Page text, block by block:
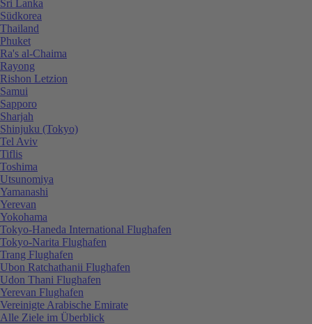
Sri Lanka
Südkorea
Thailand
Phuket
Ra's al-Chaima
Rayong
Rishon Letzion
Samui
Sapporo
Sharjah
Shinjuku (Tokyo)
Tel Aviv
Tiflis
Toshima
Utsunomiya
Yamanashi
Yerevan
Yokohama
Tokyo-Haneda International Flughafen
Tokyo-Narita Flughafen
Trang Flughafen
Ubon Ratchathanii Flughafen
Udon Thani Flughafen
Yerevan Flughafen
Vereinigte Arabische Emirate
Alle Ziele im Überblick